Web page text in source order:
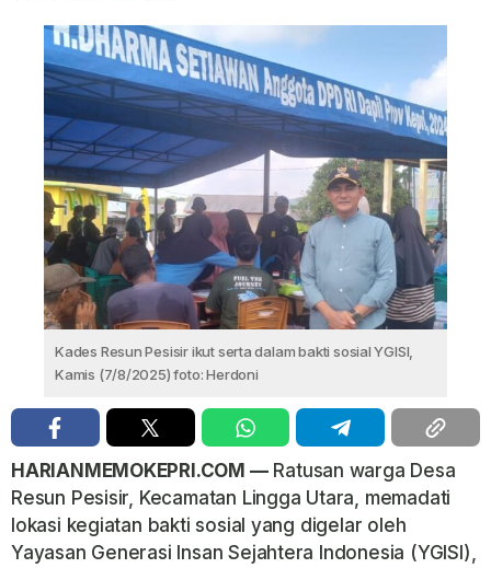
Kades Resun Pesisir ikut serta dalam bakti sosial YGISI,
Kamis (7/8/2025) foto: Herdoni
HARIANMEMOKEPRI.COM —Ratusan warga Desa
Resun Pesisir, Kecamatan Lingga Utara, memadati
lokasi kegiatan bakti sosial yang digelar oleh
Yayasan Generasi Insan Sejahtera Indonesia (YGISI),